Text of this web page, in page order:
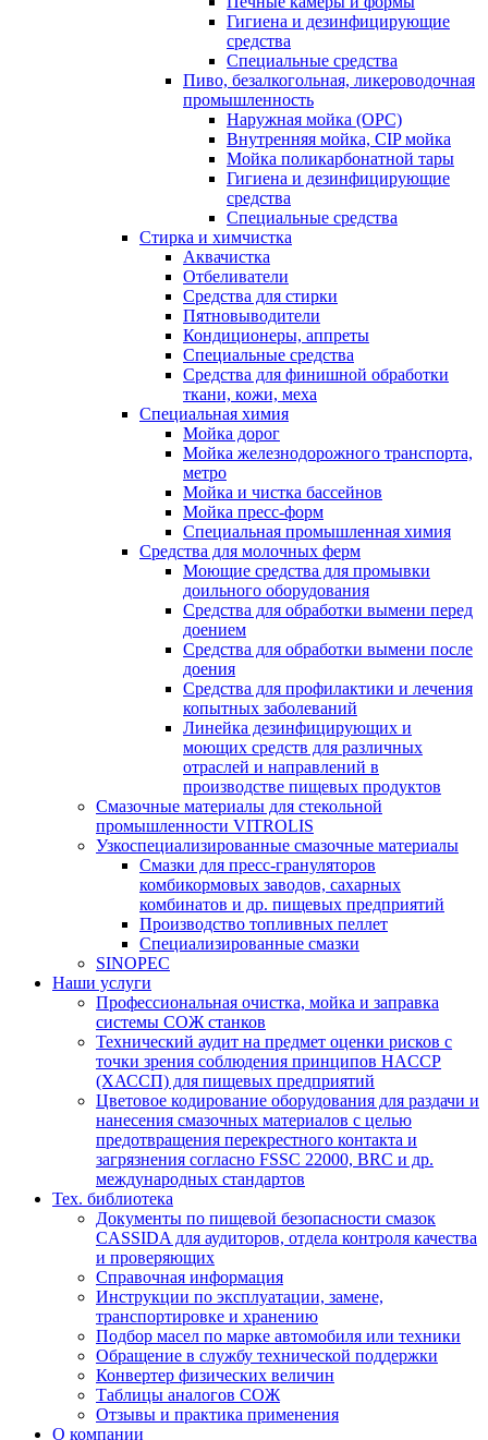
Гигиена и дезинфицирующие
средства
Специальные средства
Пиво, безалкогольная, ликероводочная
промышленность
Наружная мойка (ОРС)
Внутренняя мойка, CIP мойка
Мойка поликарбонатной тары
Гигиена и дезинфицирующие
средства
Специальные средства
Стирка и химчистка
Аквачистка
Отбеливатели
Средства для стирки
Пятновыводители
Кондиционеры, аппреты
Специальные средства
Средства для финишной обработки
ткани, кожи, меха
Специальная химия
Мойка дорог
Мойка железнодорожного транспорта,
метро
Мойка и чистка бассейнов
Мойка пресс-форм
Специальная промышленная химия
Средства для молочных ферм
Моющие средства для промывки
доильного оборудования
Средства для обработки вымени перед
доением
Средства для обработки вымени после
доения
Средства для профилактики и лечения
копытных заболеваний
Линейка дезинфицирующих и
моющих средств для различных
отраслей и направлений в
производстве пищевых продуктов
Смазочные материалы для стекольной
промышленности VITROLIS
Узкоспециализированные смазочные материалы
Смазки для пресс-грануляторов
комбикормовых заводов, сахарных
комбинатов и др. пищевых предприятий
Производство топливных пеллет
Специализированные смазки
SINOPEC
Наши услуги
Профессиональная очистка, мойка и заправка
системы СОЖ станков
Технический аудит на предмет оценки рисков с
точки зрения соблюдения принципов HACCP
(ХАССП) для пищевых предприятий
Цветовое кодирование оборудования для раздачи и
нанесения смазочных материалов с целью
предотвращения перекрестного контакта и
загрязнения согласно FSSC 22000, BRC и др.
международных стандартов
Тех. библиотека
Документы по пищевой безопасности смазок
CASSIDA для аудиторов, отдела контроля качества
и проверяющих
Справочная информация
Инструкции по эксплуатации, замене,
транспортировке и хранению
Подбор масел по марке автомобиля или техники
Обращение в службу технической поддержки
Конвертер физических величин
Таблицы аналогов СОЖ
Отзывы и практика применения
О компании